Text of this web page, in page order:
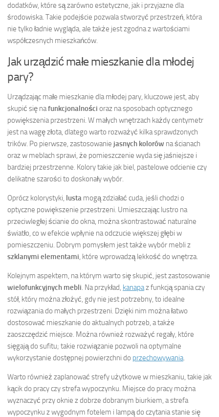
dodatków, które są zarówno estetyczne, jak i przyjazne dla
środowiska. Takie podejście pozwala stworzyć przestrzeń, która
nie tylko ładnie wygląda, ale także jest zgodna z wartościami
współczesnych mieszkańców.
Jak urządzić małe mieszkanie dla młodej
pary?
Urządzając małe mieszkanie dla młodej pary, kluczowe jest, aby
skupić się nafunkcjonalności oraz na sposobach optycznego
powiększenia przestrzeni. W małych wnętrzach każdy centymetr
jest na wagę złota, dlatego warto rozważyć kilka sprawdzonych
trików. Po pierwsze, zastosowanie jasnych kolorów na ścianach
oraz w meblach sprawi, że pomieszczenie wyda się jaśniejsze i
bardziej przestrzenne. Kolory takie jak biel, pastelowe odcienie czy
delikatne szarości to doskonały wybór.
Oprócz kolorystyki, lusta mogą zdziałać cuda, jeśli chodzi o
optyczne powiększenie przestrzeni. Umieszczając lustro na
przeciwległej ścianie do okna, można skontrastować naturalne
światło, co w efekcie wpłynie na odczucie większej głębi w
pomieszczeniu. Dobrym pomysłem jest także wybór mebli z
szklanymi elementami, które wprowadzą lekkość do wnętrza.
Kolejnym aspektem, na którym warto się skupić, jest zastosowanie
wielofunkcyjnych mebli. Na przykład, kanapaz funkcją spania czy
stół, który można złożyć, gdy nie jest potrzebny, to idealne
rozwiązania do małych przestrzeni. Dzięki nim można łatwo
dostosować mieszkanie do aktualnych potrzeb, a także
zaoszczędzić miejsce. Można również rozważyć regały, które
sięgają do sufitu; takie rozwiązanie pozwoli na optymalne
wykorzystanie dostępnej powierzchni do przechowywania.
Warto również zaplanować strefy użytkowe w mieszkaniu, takie jak
kącik do pracy czy strefa wypoczynku. Miejsce do pracy można
wyznaczyć przy oknie z dobrze dobranym biurkiem, a strefa
wypoczynku z wygodnym fotelem i lampą do czytania stanie się